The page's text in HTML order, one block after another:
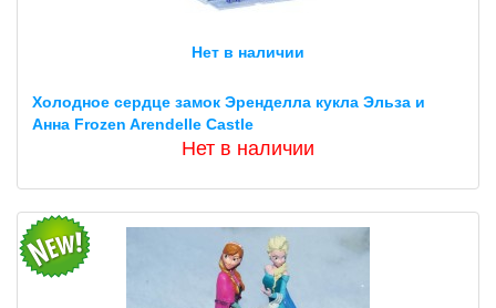
Нет в наличии
Холодное сердце замок Эренделла кукла Эльза и
Анна Frozen Arendelle Castle
Нет в наличии